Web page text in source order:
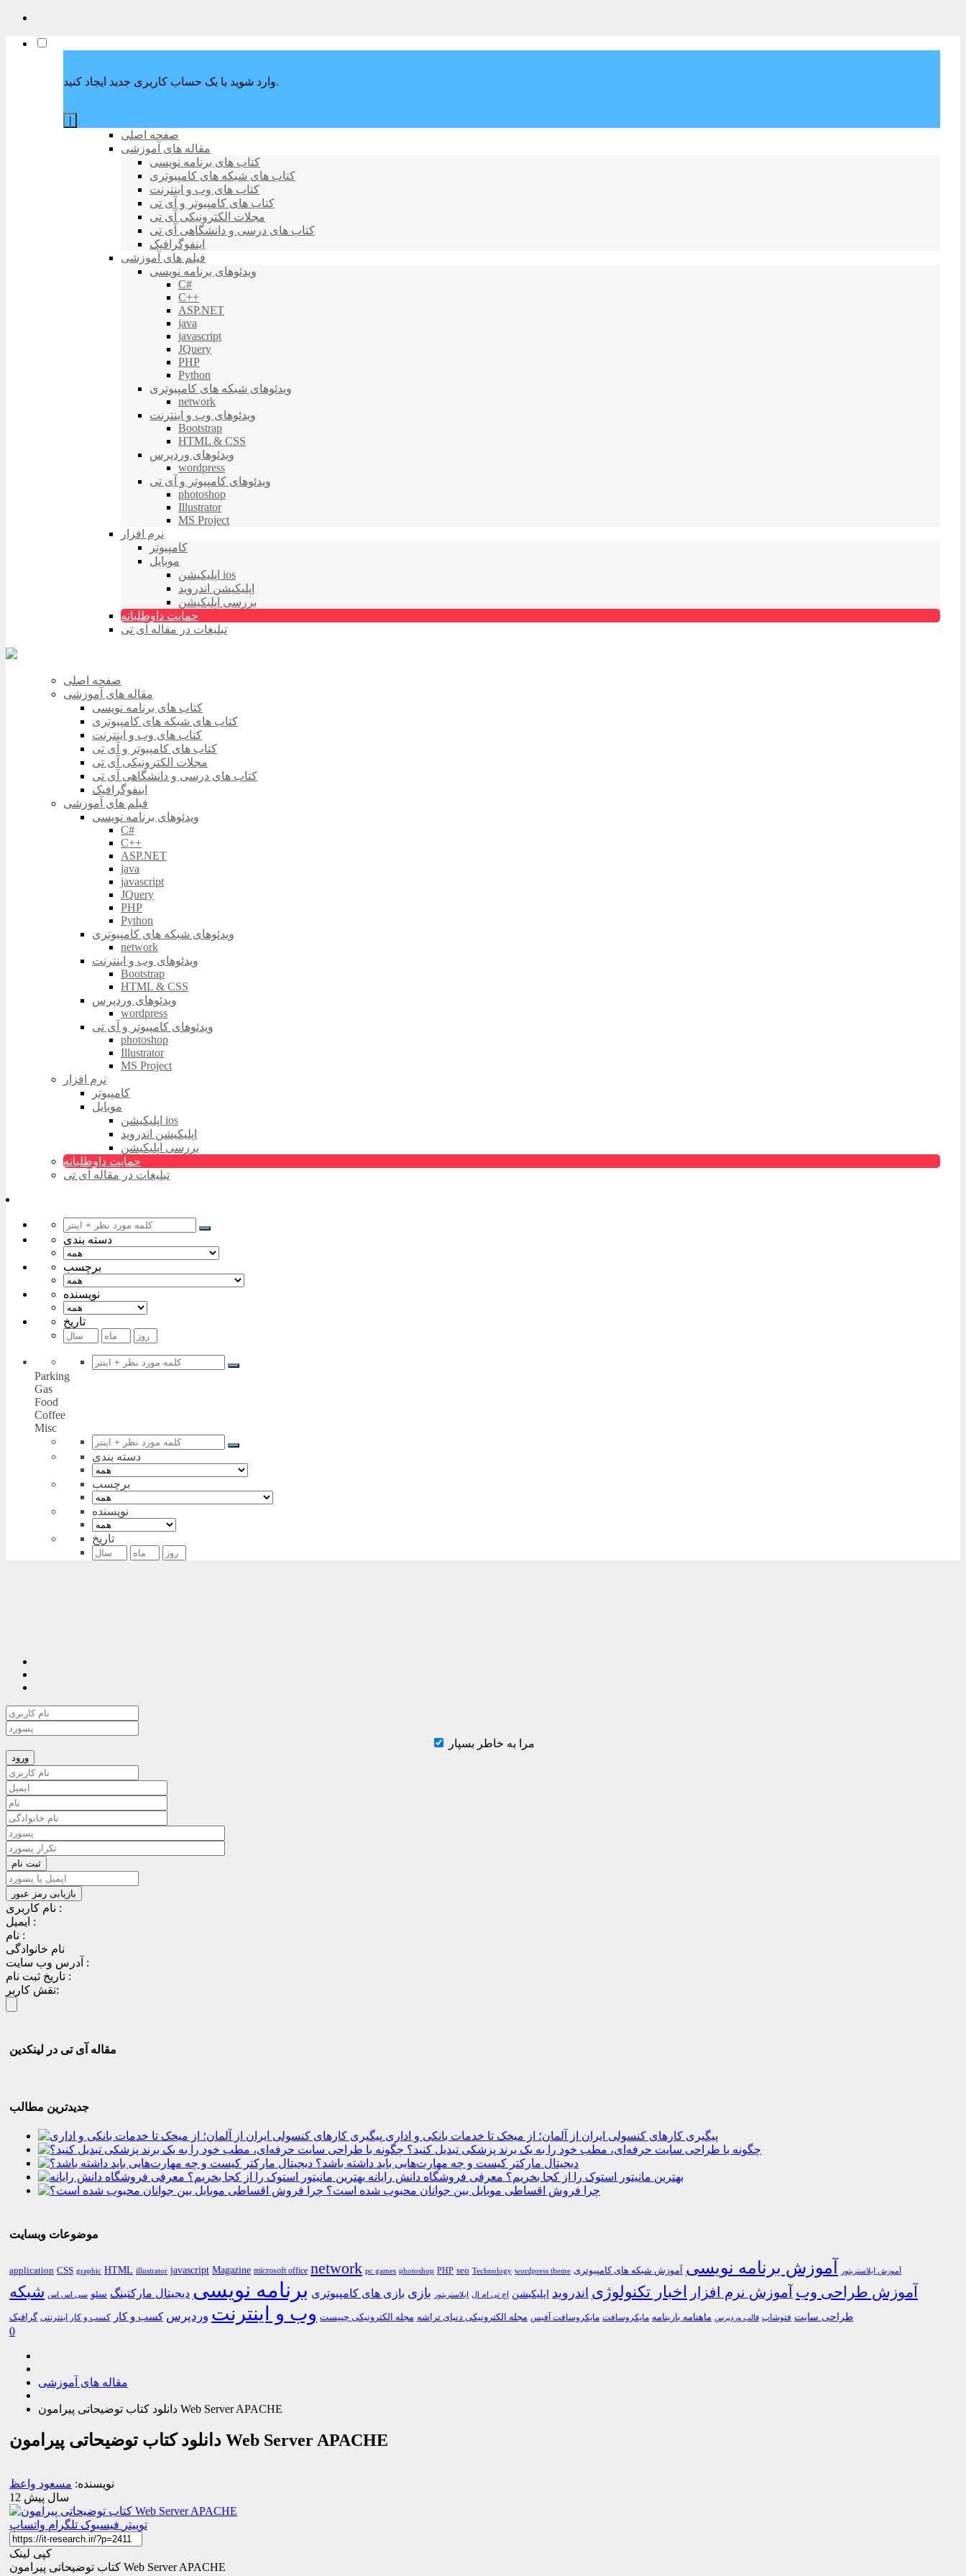
وارد شوید یا یک حساب کاربری جدید ایجاد کنید.
صفحه اصلی
مقاله های آموزشی
کتاب های برنامه نویسی
کتاب های شبکه های کامپیوتری
کتاب های وب و اینترنت
کتاب های کامپیوتر و آی تی
مجلات الکترونیکی آی تی
کتاب های درسی و دانشگاهی آی تی
اینفوگرافیک
فیلم های آموزشی
ویدئوهای برنامه نویسی
C#
C++
ASP.NET
java
javascript
JQuery
PHP
Python
ویدئوهای شبکه های کامپیوتری
network
ویدئوهای وب و اینترنت
Bootstrap
HTML & CSS
ویدئوهای وردپرس
wordpress
ویدئوهای کامپیوتر و آی تی
photoshop
Illustrator
MS Project
نرم افزار
کامپیوتر
موبایل
اپلیکیشن ios
اپلیکیشن اندروید
بررسی اپلیکیشن
حمایت داوطلبانه
تبلیغات در مقاله آی تی
صفحه اصلی
مقاله های آموزشی
کتاب های برنامه نویسی
کتاب های شبکه های کامپیوتری
کتاب های وب و اینترنت
کتاب های کامپیوتر و آی تی
مجلات الکترونیکی آی تی
کتاب های درسی و دانشگاهی آی تی
اینفوگرافیک
فیلم های آموزشی
ویدئوهای برنامه نویسی
C#
C++
ASP.NET
java
javascript
JQuery
PHP
Python
ویدئوهای شبکه های کامپیوتری
network
ویدئوهای وب و اینترنت
Bootstrap
HTML & CSS
ویدئوهای وردپرس
wordpress
ویدئوهای کامپیوتر و آی تی
photoshop
Illustrator
MS Project
نرم افزار
کامپیوتر
موبایل
اپلیکیشن ios
اپلیکیشن اندروید
بررسی اپلیکیشن
حمایت داوطلبانه
تبلیغات در مقاله آی تی
دسته بندی
برچسب
نویسنده
تاریخ
Parking
Gas
Food
Coffee
Misc
دسته بندی
برچسب
نویسنده
تاریخ
مرا به خاطر بسپار
نام کاربری :
ایمیل :
نام :
نام خانوادگی
آدرس وب سایت :
تاریخ ثبت نام :
نقش کاربر:
مقاله آی تی در لینکدین
جدیدترین مطالب
پیگیری کارهای کنسولی ایران از آلمان؛ از میخک تا خدمات بانکی و اداری
چگونه با طراحی سایت حرفه‌ای، مطب خود را به یک برند پزشکی تبدیل کنید؟
دیجیتال مارکتر کیست و چه مهارت‌هایی باید داشته باشد؟
بهترین مانیتور استوک را از کجا بخریم؟ معرفی فروشگاه دانش رایانه
چرا فروش اقساطی موبایل بین جوانان محبوب شده است؟
موضوعات وبسایت
application CSS graphic HTML illustrator javascript Magazine microsoft office network pc games photoshop PHP seo Technology wordpress theme آموزش ایلاستریتور آموزش برنامه نویسی آموزش شبکه های کامپیوتری
آموزش طراحی وب آموزش نرم افزار اخبار تکنولوژی اندروید اپلیکیشن اچ تی ام ال ایلاستریتور بازی بازی های کامپیوتری برنامه نویسی دیجیتال مارکتینگ سئو سی اس اس شبکه
طراحی سایت فتوشاپ قالب وردپرس ماهنامه بازینامه مایکروسافت مایکروسافت آفیس مجله الکترونیکی دنیای تراشه مجله الکترونیکی چیپست وب و اینترنت وردپرس کسب و کار کسب و کار اینترنتی گرافیک
0
مقاله های آموزشی
دانلود کتاب توضیحاتی پیرامون Web Server APACHE
دانلود کتاب توضیحاتی پیرامون Web Server APACHE
نویسنده: مسعود واعظ
12 سال پیش
توییتر فیسبوک تلگرام واتساپ
کپی لینک
کتاب توضیحاتی پیرامون Web Server APACHE